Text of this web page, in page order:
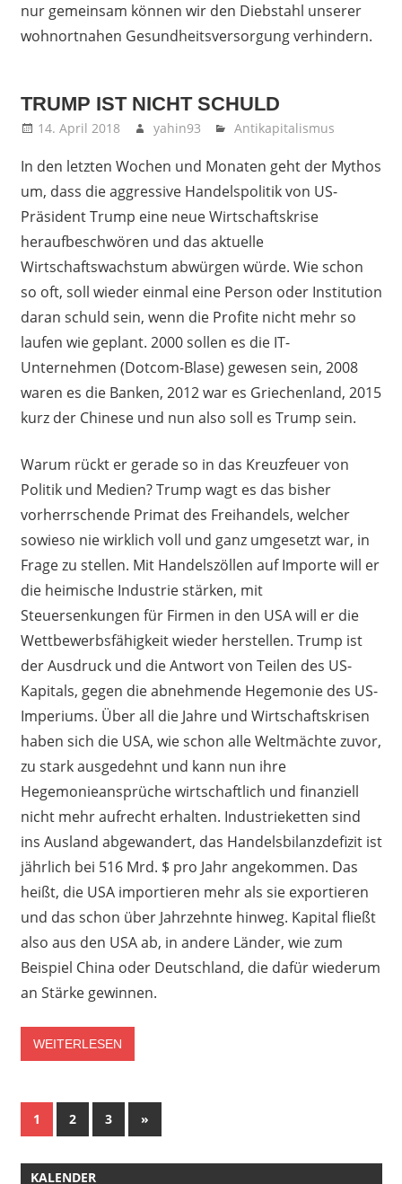
nur gemeinsam können wir den Diebstahl unserer
wohnortnahen Gesundheitsversorgung verhindern.
TRUMP IST NICHT SCHULD
14. April 2018 yahin93 Antikapitalismus
In den letzten Wochen und Monaten geht der Mythos
um, dass die aggressive Handelspolitik von US-
Präsident Trump eine neue Wirtschaftskrise
heraufbeschwören und das aktuelle
Wirtschaftswachstum abwürgen würde. Wie schon
so oft, soll wieder einmal eine Person oder Institution
daran schuld sein, wenn die Profite nicht mehr so
laufen wie geplant. 2000 sollen es die IT-
Unternehmen (Dotcom-Blase) gewesen sein, 2008
waren es die Banken, 2012 war es Griechenland, 2015
kurz der Chinese und nun also soll es Trump sein.
Warum rückt er gerade so in das Kreuzfeuer von
Politik und Medien? Trump wagt es das bisher
vorherrschende Primat des Freihandels, welcher
sowieso nie wirklich voll und ganz umgesetzt war, in
Frage zu stellen. Mit Handelszöllen auf Importe will er
die heimische Industrie stärken, mit
Steuersenkungen für Firmen in den USA will er die
Wettbewerbsfähigkeit wieder herstellen. Trump ist
der Ausdruck und die Antwort von Teilen des US-
Kapitals, gegen die abnehmende Hegemonie des US-
Imperiums. Über all die Jahre und Wirtschaftskrisen
haben sich die USA, wie schon alle Weltmächte zuvor,
zu stark ausgedehnt und kann nun ihre
Hegemonieansprüche wirtschaftlich und finanziell
nicht mehr aufrecht erhalten. Industrieketten sind
ins Ausland abgewandert, das Handelsbilanzdefizit ist
jährlich bei 516 Mrd. $ pro Jahr angekommen. Das
heißt, die USA importieren mehr als sie exportieren
und das schon über Jahrzehnte hinweg. Kapital fließt
also aus den USA ab, in andere Länder, wie zum
Beispiel China oder Deutschland, die dafür wiederum
an Stärke gewinnen.
WEITERLESEN
Seitennummerierung
1 2 3
Nächste
Beiträge
»
KALENDER